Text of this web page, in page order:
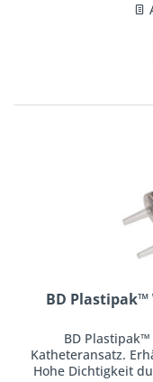
BD Plastipak™
BD
Katheteransatz.
Hohe Dichtigkeit